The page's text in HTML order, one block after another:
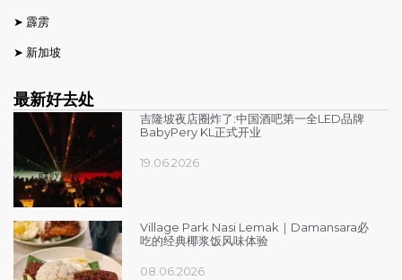
最新好去处
吉隆坡夜店圈炸了:中国酒吧第一全LED品牌
BabyPery KL正式开业
19.06.2026
Village Park Nasi Lemak｜Damansara必
吃的经典椰浆饭风味体验
08.06.2026
➤ 霹雳
➤ 新加坡